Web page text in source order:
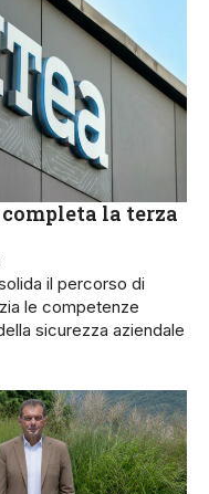
la terza
il percorso di
le competenze
sicurezza aziendale